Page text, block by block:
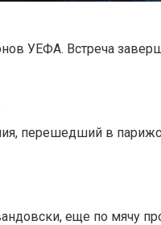
УЕФА. Встреча
перешедший в
еще по мячу